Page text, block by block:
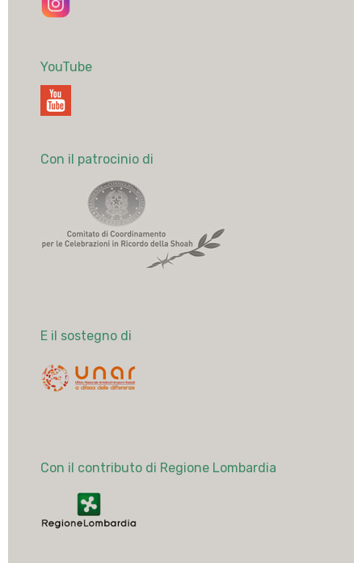
YouTube
Con il patrocinio di
E il sostegno di
Con il contributo di Regione Lombardia